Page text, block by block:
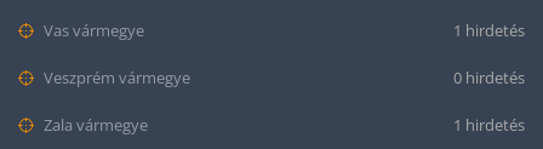
Vas vármegye 1 hirdetés
Veszprém vármegye 0 hirdetés
Zala vármegye 1 hirdetés